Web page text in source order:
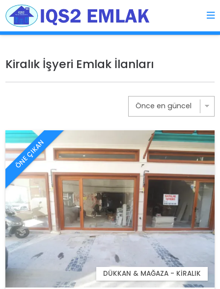
Kiralık İşyeri Emlak İlanları
ÖNE ÇIKAN
DÜKKAN & MAĞAZA - KIRALIK